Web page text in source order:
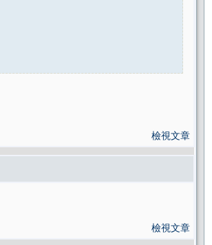
檢視文章
檢視文章